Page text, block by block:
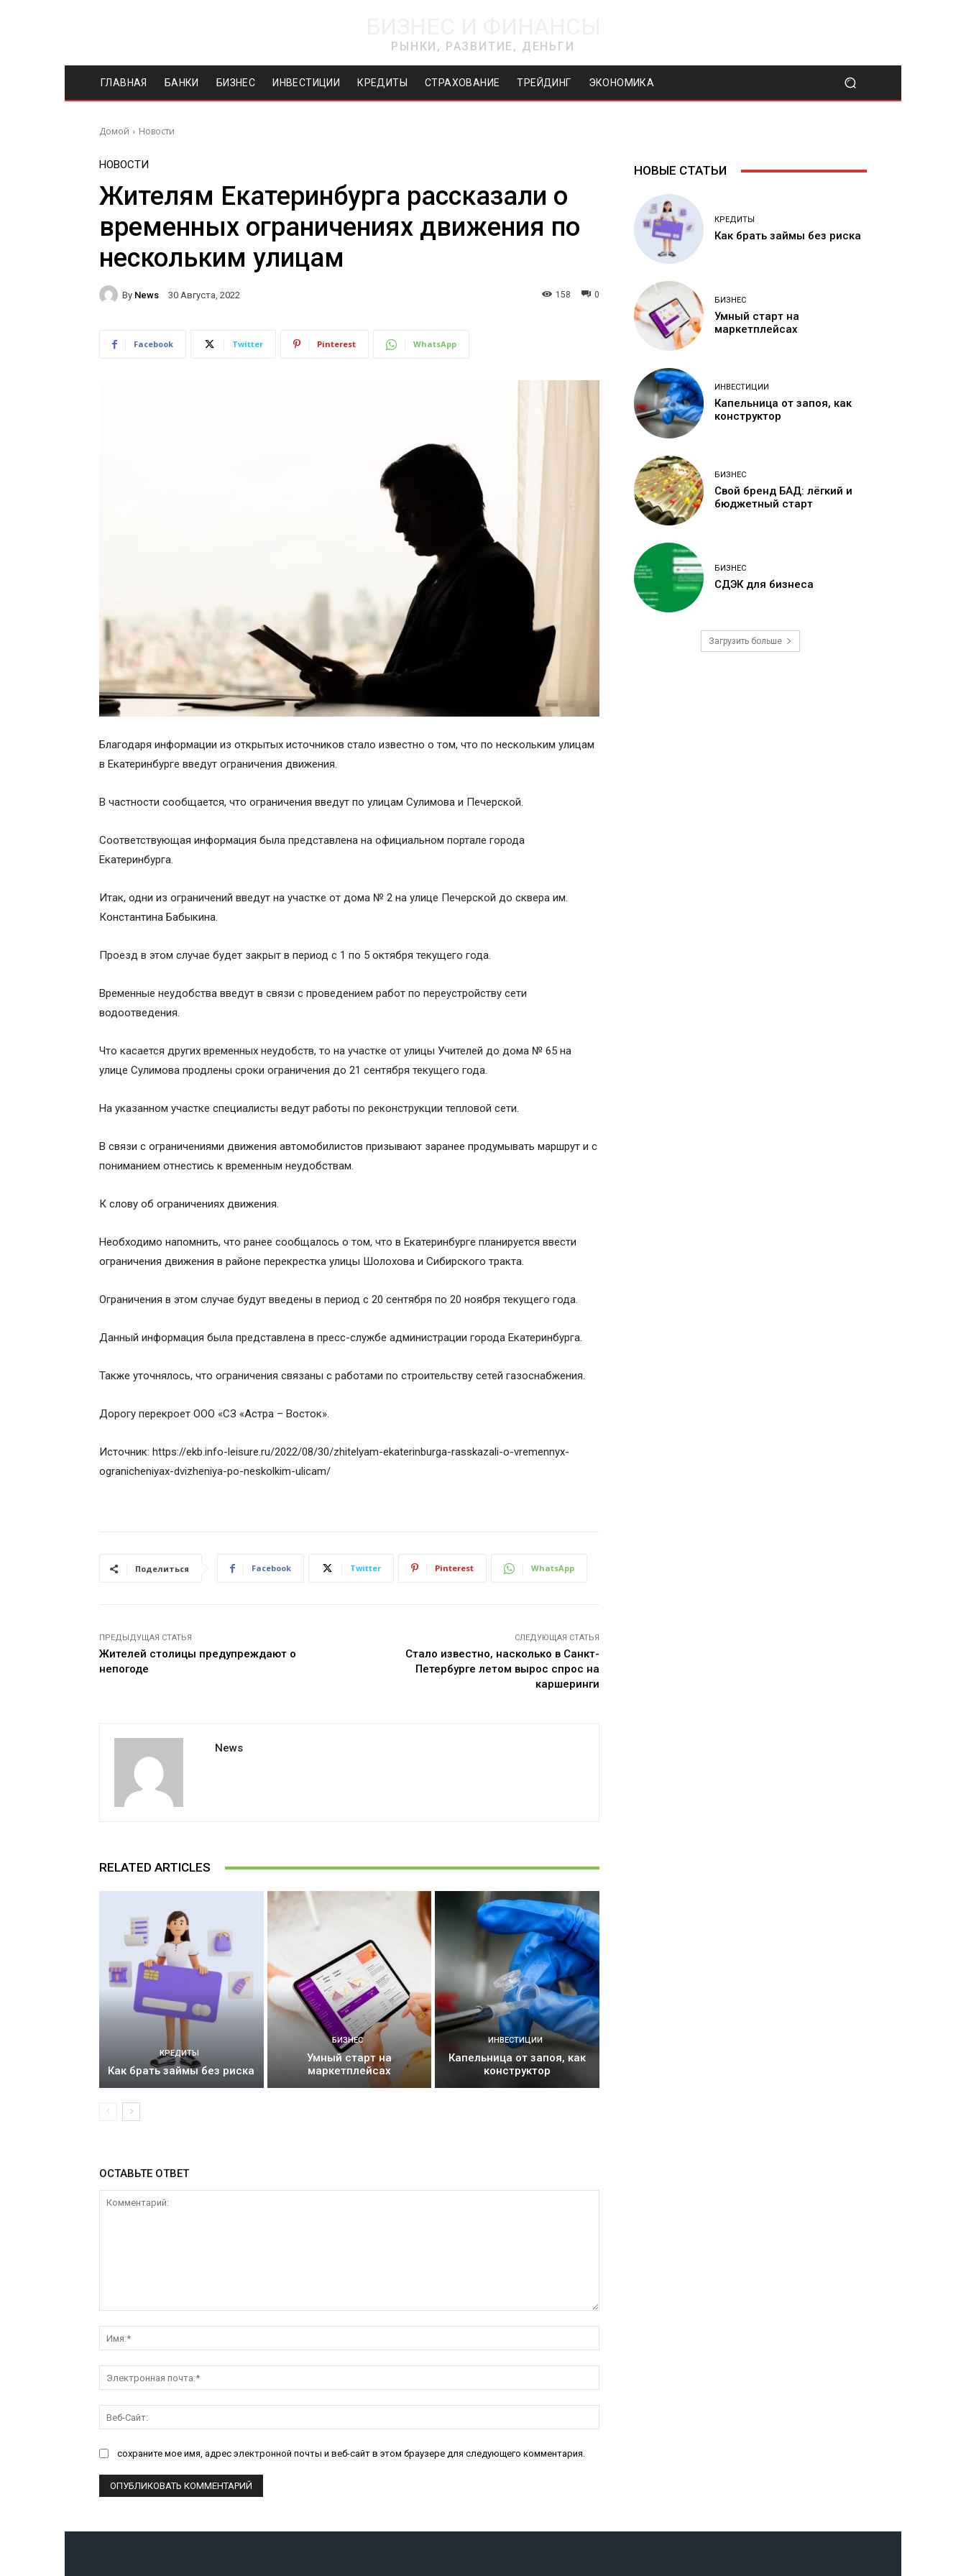
РЫНКИ, РАЗВИТИЕ, ДЕНЬГИ
ГЛАВНАЯ БАНКИ БИЗНЕС ИНВЕСТИЦИИ КРЕДИТЫ СТРАХОВАНИЕ ТРЕЙДИНГ ЭКОНОМИКА
Домой Новости
НОВОСТИ
Жителям Екатеринбурга рассказали о
временных ограничениях движения по
нескольким улицам
By News 30 Августа, 2022 0
158
Facebook Twitter Pinterest WhatsApp
Благодаря информации из открытых источников стало известно о том, что по нескольким улицам
в Екатеринбурге введут ограничения движения.
В частности сообщается, что ограничения введут по улицам Сулимова и Печерской.
Соответствующая информация была представлена на официальном портале города
Екатеринбурга.
Итак, одни из ограничений введут на участке от дома № 2 на улице Печерской до сквера им.
Константина Бабыкина.
Проезд в этом случае будет закрыт в период с 1 по 5 октября текущего года.
Временные неудобства введут в связи с проведением работ по переустройству сети
водоотведения.
Что касается других временных неудобств, то на участке от улицы Учителей до дома № 65 на
улице Сулимова продлены сроки ограничения до 21 сентября текущего года.
На указанном участке специалисты ведут работы по реконструкции тепловой сети.
В связи с ограничениями движения автомобилистов призывают заранее продумывать маршрут и с
пониманием отнестись к временным неудобствам.
К слову об ограничениях движения.
Необходимо напомнить, что ранее сообщалось о том, что в Екатеринбурге планируется ввести
ограничения движения в районе перекрестка улицы Шолохова и Сибирского тракта.
Ограничения в этом случае будут введены в период с 20 сентября по 20 ноября текущего года.
Данный информация была представлена в пресс-службе администрации города Екатеринбурга.
Также уточнялось, что ограничения связаны с работами по строительству сетей газоснабжения.
Дорогу перекроет ООО «СЗ «Астра – Восток».
Источник: https://ekb.info-leisure.ru/2022/08/30/zhitelyam-ekaterinburga-rasskazali-o-vremennyx-
ogranicheniyax-dvizheniya-po-neskolkim-ulicam/
Поделиться Facebook Twitter Pinterest WhatsApp
ПРЕДЫДУЩАЯ СТАТЬЯ
Жителей столицы предупреждают о
непогоде
СЛЕДУЮЩАЯ СТАТЬЯ
Стало известно, насколько в Санкт-
Петербурге летом вырос спрос на
каршеринги
News
RELATED ARTICLES
КРЕДИТЫ
Как брать займы без риска
БИЗНЕС
Умный старт на
маркетплейсах
ИНВЕСТИЦИИ
Капельница от запоя, как
конструктор
ОСТАВЬТЕ ОТВЕТ
почта:*
Сайт:
сохраните мое имя, адрес электронной почты и веб-сайт в этом браузере для следующего комментария.
НОВЫЕ СТАТЬИ
КРЕДИТЫ
Как брать займы без риска
БИЗНЕС
Умный старт на
маркетплейсах
ИНВЕСТИЦИИ
Капельница от запоя, как
конструктор
БИЗНЕС
Свой бренд БАД: лёгкий и
бюджетный старт
БИЗНЕС
СДЭК для бизнеса
Загрузить больше